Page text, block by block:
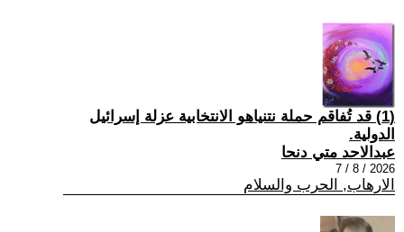
(1) قد تُفاقم حملة نتنياهو الانتخابية عزلة إسرائيل
الدولية.
عبدالاحد متي دنحا
2026 / 8 / 7
الارهاب, الحرب والسلام